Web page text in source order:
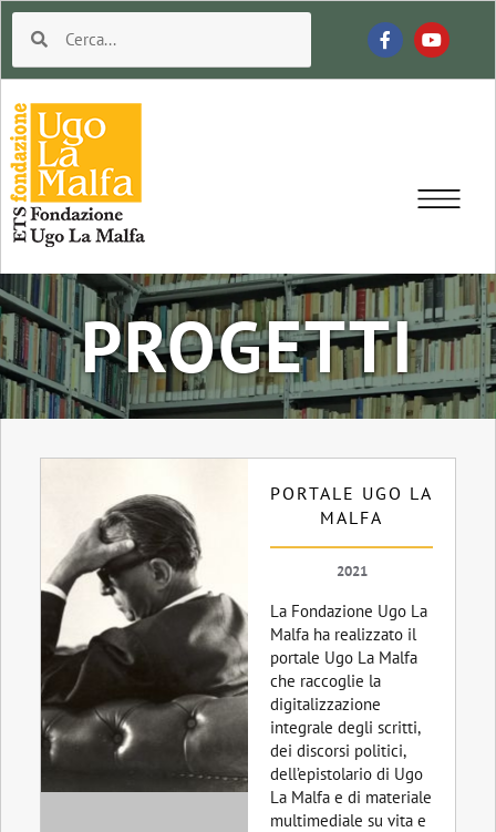
PROGETTI
PORTALE UGO LA
MALFA
2021
La Fondazione Ugo La
Malfa ha realizzato il
portale Ugo La Malfa
che raccoglie la
digitalizzazione
integrale degli scritti,
dei discorsi politici,
dell’epistolario di Ugo
La Malfa e di materiale
multimediale su vita e